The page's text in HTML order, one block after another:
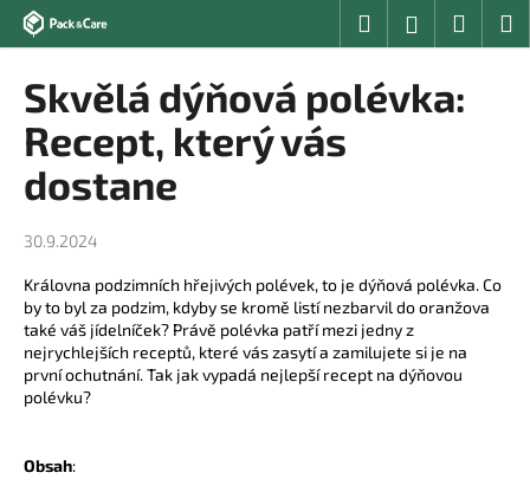
Přejít
obsah
HledatPřihlášení
Skvělá dýňová polévka:
Recept, který vás
dostane
30.9.2024
Královna podzimních hřejivých polévek, to je dýňová polévka. Co
by to byl za podzim, kdyby se kromě listí nezbarvil do oranžova
také váš jídelníček? Právě polévka patří mezi jedny z
nejrychlejších receptů, které vás zasytí a zamilujete si je na
první ochutnání. Tak jak vypadá nejlepší recept na dýňovou
polévku?
Obsah:
o
C
o
p
t
ř
e
b
u
j
t